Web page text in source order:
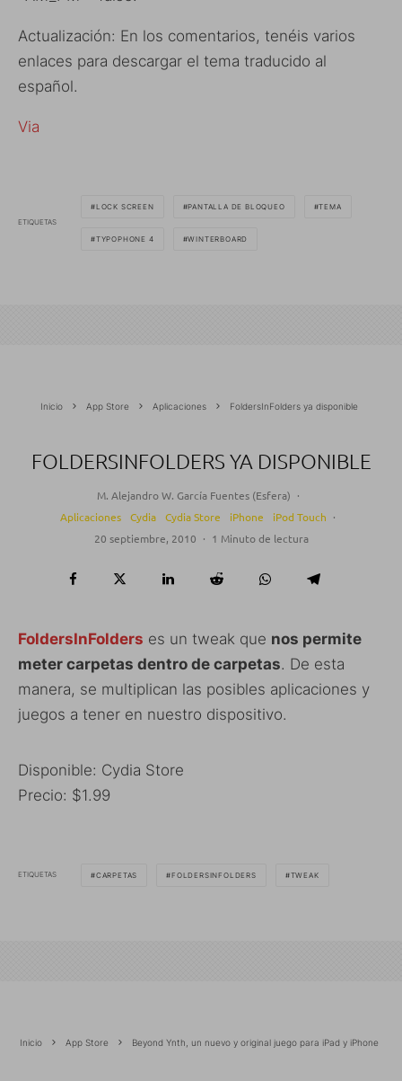
Actualización: En los comentarios, tenéis varios
enlaces para descargar el tema traducido al
español.
Via
ETIQUETAS
LOCK SCREEN PANTALLA DE BLOQUEO TEMA
TYPOPHONE 4 WINTERBOARD
Inicio App Store Aplicaciones FoldersInFolders ya disponible
FOLDERSINFOLDERS YA DISPONIBLE
M. Alejandro W. García Fuentes (Esfera) ·
Aplicaciones
Cydia Cydia Store iPhone iPod Touch ·
20 septiembre, 2010 · 1 Minuto de lectura
FoldersInFolders es un tweak que nos permite
meter carpetas dentro de carpetas. De esta
manera, se multiplican las posibles aplicaciones y
juegos a tener en nuestro dispositivo.
Disponible: Cydia Store
Precio: $1.99
ETIQUETAS CARPETAS FOLDERSINFOLDERS TWEAK
Inicio App Store Beyond Ynth, un nuevo y original juego para iPad y iPhone